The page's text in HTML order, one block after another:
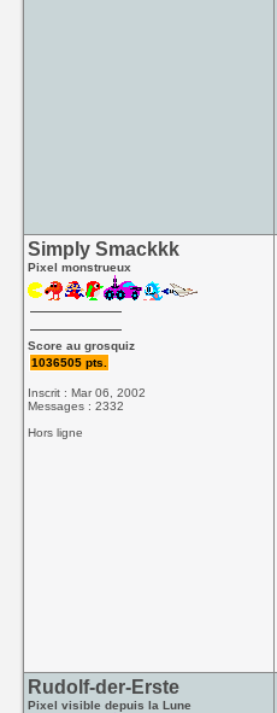
Simply Smackkk
Pixel monstrueux
Score au grosquiz
1036505 pts.
Inscrit : Mar 06, 2002
Messages : 2332
Hors ligne
Rudolf-der-Erste
Pixel visible depuis la Lune